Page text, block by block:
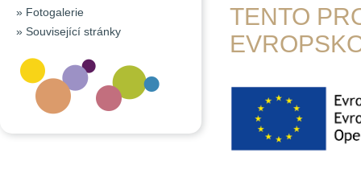
» Fotogalerie
» Související stránky
TENTO